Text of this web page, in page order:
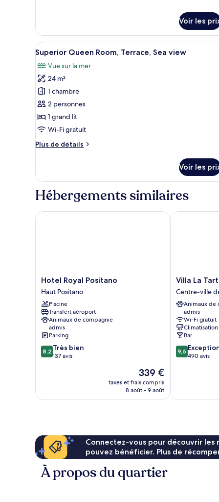
type
de
chambre
Chambre
Exécutive,
terrasse,
vue
mer
Voir les
Afficher
toutes
les
photos
pour
ce
type
de
chambre :
Superior
Terrace,
Sea
Une chambre d’hôtel avec
11
Superior Queen Room, Terrace, Sea view
Vue sur la mer
24 m²
1 chambre
2 personnes
1 grand lit
Wi-Fi gratuit
Plus de détails
Plus
le
type
de
Superior
Voir les
Hébergements similaires
Hotel
Royal
Positano
Haut
Positano
Hotel Royal Positano
Haut Positano
Piscine
Transfert aéroport
Animaux de compagnie
admis
Parking
8.2
sur
8,2 Très bien
137 avis
Le
nouveau
prix
339 €
taxes et frais compris
8 août - 9 août
Hotel Royal Positano
Villa
La
Tartana
Centre-
ville
de
Positano
Villa La
Centre-ville
Animaux de
admis
Wi-Fi gratuit
Climatisation
Bar
9.6
sur
9,6
490 avis
Villa La Tartana
Connectez-vous pour découvrir
pouvez bénéficier. Plus de
À propos du quartier